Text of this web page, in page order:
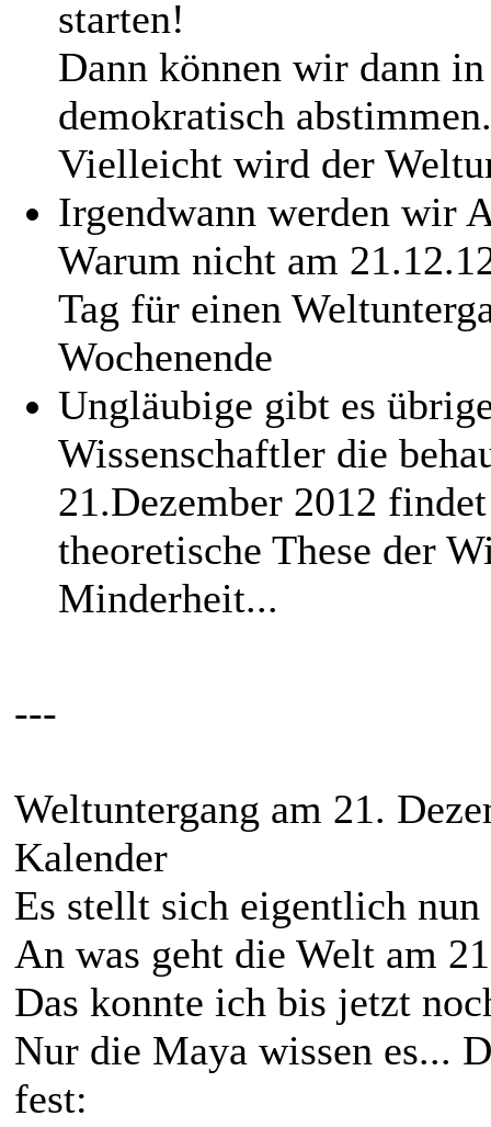
starten!
Dann können wir dann
demokratisch
Vielleicht wird der
Irgendwann werden wir
Warum nicht am
Tag für einen
Wochenende
Ungläubige gibt es
Wissenschaftler die
21.Dezember 2012
theoretische These der
Minderheit...
---
Weltuntergang am 21.
Kalender
Es stellt sich eigentlich
An was geht die Welt am
Das konnte ich bis jetzt
Nur die Maya wissen es...
fest: